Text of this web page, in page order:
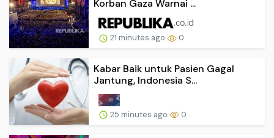
Korban Gaza Warnai ...
21 minutes ago 0
Kabar Baik untuk Pasien Gagal
Jantung, Indonesia S...
25 minutes ago 0